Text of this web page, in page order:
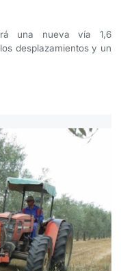
una nueva vía 1,6
desplazamientos y un